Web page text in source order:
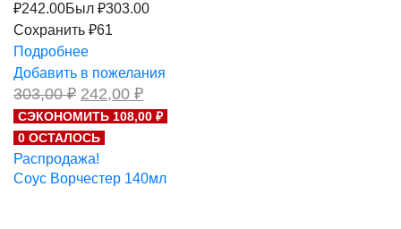
₽242.00Был ₽303.00
Сохранить ₽61
Подробнее
Добавить в пожелания
303,00₽ Первоначальная
цена
составляла
303,00 ₽.
242,00 ₽Текущая
цена:
242,00 ₽.
СЭКОНОМИТЬ 108,00 ₽
0 ОСТАЛОСЬ
Распродажа!
Соус Ворчестер 140мл